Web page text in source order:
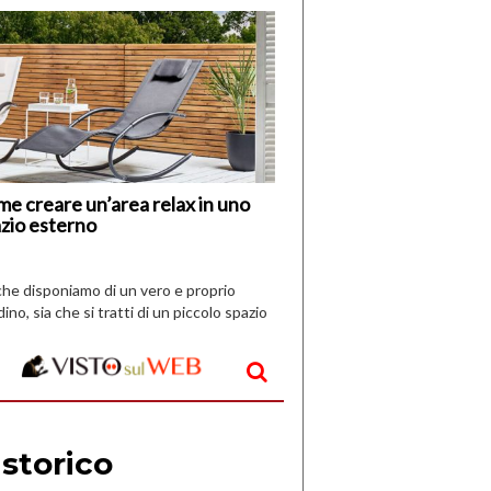
creare un’area relax in uno
esterno
di
I
Vespri
disponiamo di un vero e proprio
sia che si tratti di un piccolo spazio